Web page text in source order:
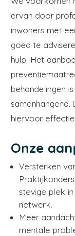
ervan door
inwoners met
goed te
hulp. Het
behandelingen
samenhangend.
hiervoor
Onze
Versterken
stevige plek
netwerk.
Meer
mentale